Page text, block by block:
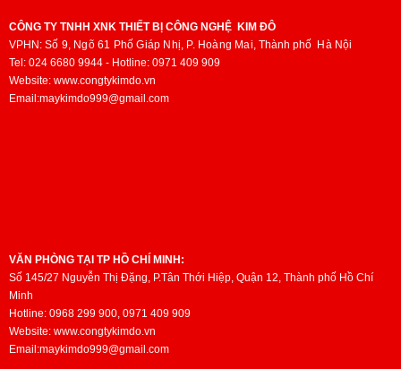
CÔNG TY TNHH XNK THIẾT BỊ CÔNG NGHỆ KIM ĐÔ
VPHN: Số 9, Ngõ 61 Phố Giáp Nhị, P. Hoàng Mai,Thành phố Hà Nội
Tel: 024 6680 9944 - Hotline: 0971 409 909
Website: www.congtykimdo.vn
Email:maykimdo999@gmail.com
VĂN PHÒNG TẠI TP HỒ CHÍ MINH:
Số 145/27 Nguyễn Thị Đặng, P.Tân Thới Hiệp, Quận 12, Thành phố Hồ Chí
Minh
Hotline: 0968 299 900, 0971 409 909
Website: www.congtykimdo.vn
Email:maykimdo999@gmail.com